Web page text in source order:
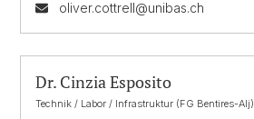
oliver.cottrell@unibas.ch
Dr. Cinzia Esposito
Technik / Labor / Infrastruktur (FG Bentires-Alj)